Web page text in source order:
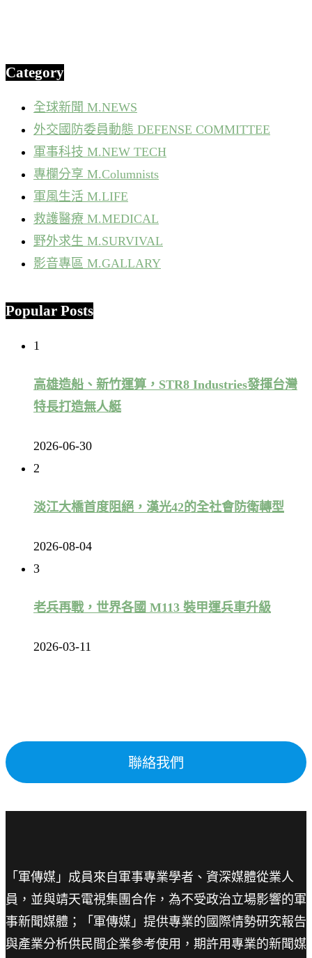
Category
全球新聞 M.NEWS
外交國防委員動態 DEFENSE COMMITTEE
軍事科技 M.NEW TECH
專欄分享 M.Columnists
軍風生活 M.LIFE
救護醫療 M.MEDICAL
野外求生 M.SURVIVAL
影音專區 M.GALLARY
Popular Posts
1
高雄造船、新竹運算，STR8 Industries發揮台灣
特長打造無人艇
2026-06-30
2
淡江大橋首度阻絕，漢光42的全社會防衛轉型
2026-08-04
3
老兵再戰，世界各國 M113 裝甲運兵車升級
2026-03-11
聯絡我們
「軍傳媒」成員來自軍事專業學者、資深媒體從業人
員，並與靖天電視集團合作，為不受政治立場影響的軍
事新聞媒體；「軍傳媒」提供專業的國際情勢研究報告
與產業分析供民間企業參考使用，期許用專業的新聞媒